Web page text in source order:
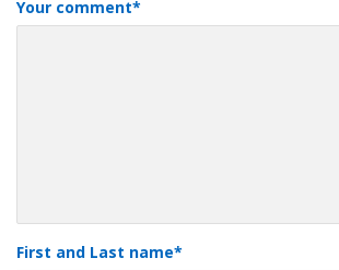
Your comment*
First and Last name*